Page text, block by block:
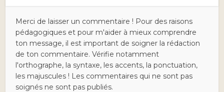
Merci de laisser un commentaire ! Pour des raisons
pédagogiques et pour m'aider à mieux comprendre
ton message, il est important de soigner la rédaction
de ton commentaire. Vérifie notamment
l'orthographe, la syntaxe, les accents, la ponctuation,
les majuscules ! Les commentaires qui ne sont pas
soignés ne sont pas publiés.